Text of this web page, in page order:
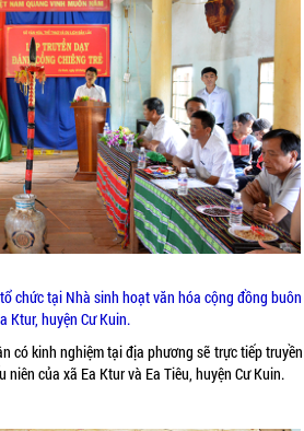
chức tại Nhà sinh hoạt văn hóa cộng đồng buôn
Ktur, huyện Cư Kuin.
có kinh nghiệm tại địa phương sẽ trực tiếp truyền
của xã Ea Ktur và Ea Tiêu, huyện Cư Kuin.